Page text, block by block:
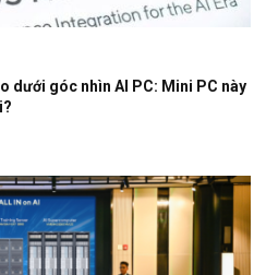
dưới góc nhìn AI PC: Mini PC này